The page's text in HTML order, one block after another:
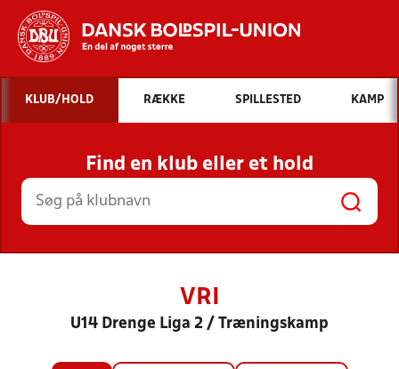
Hvad vil du søge efter?
INDHOLD OG NYHEDER
STILLINGER, RESULTATER, KLUBBER OG
HOLD
KLUB/HOLD RÆKKE SPILLESTED KAMP
Find en klub eller et hold
VRI
U14 Drenge Liga 2 / Træningskamp